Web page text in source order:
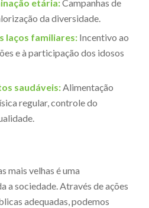
etária:Campanhas de
da diversidade.
laços familiares:Incentivo ao
e à participação dos idosos
saudáveis:Alimentação
regular, controle do
mais velhas é uma
a sociedade. Através de ações
adequadas, podemos